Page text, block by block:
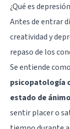
¿Qué es
Antes de entrar
creatividad y
repaso de los
Se entiende
psicopatología
estado de
sentir placer o